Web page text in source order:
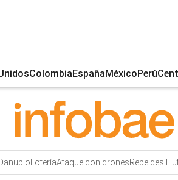
ColombiaEspañaMéxicoPerú
LoteríaAtaque con dronesRebeldes